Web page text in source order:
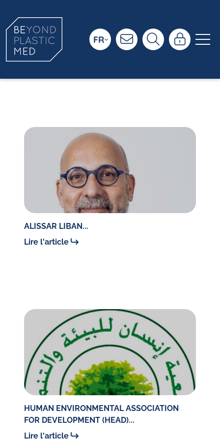
FR
ALISSAR LIBAN...
Lire l'article
HUMAN ENVIRONMENTAL ASSOCIATION
FOR DEVELOPMENT (HEAD)...
Lire l'article